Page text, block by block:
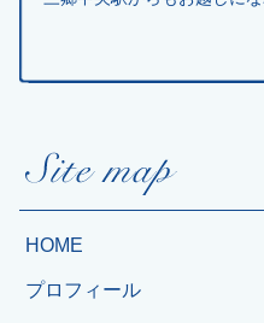
HOME
プロフィール